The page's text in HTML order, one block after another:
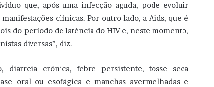
que, após uma infecção aguda, pode evoluir
clínicas. Por outro lado, a Aids, que é
do período de latência do HIV e, neste momento,
diversas”, diz.
diarreia crônica, febre persistente, tosse seca
oral ou esofágica e manchas avermelhadas e